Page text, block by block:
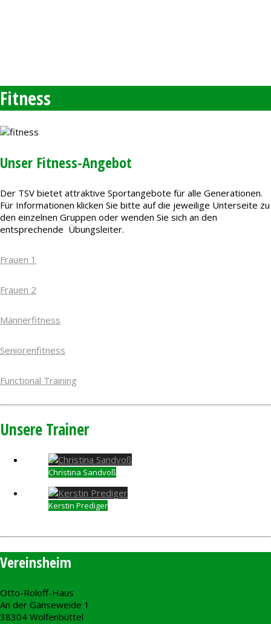
Fitness
Unser Fitness-Angebot
Der TSV bietet attraktive Sportangebote für alle Generationen.
Für Informationen klicken Sie bitte auf die jeweilige Unterseite zu
den einzelnen Gruppen oder wenden Sie sich an den
entsprechende Übungsleiter.
Frauen 1
Frauen 2
Männerfitness
Seniorenfitness
Functional Training
Unsere Trainer
Christina Sandvoß
Kerstin Prediger
Vereinsheim
Otto-Roloff-Haus
An der Gänseweide 1
38304 Wolfenbüttel